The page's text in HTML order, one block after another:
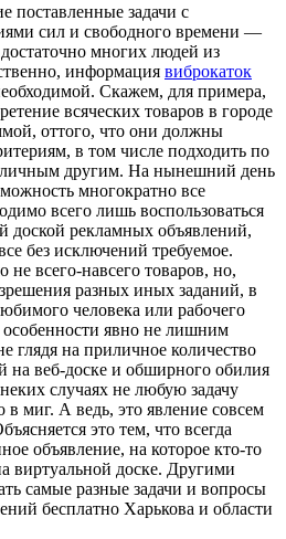
поставленные задачи с
сил и свободного времени —
многих людей из
информация виброкаток
Скажем, для примера,
всяческих товаров в городе
оттого, что они должны
в том числе подходить по
другим. На нынешний день
многократно все
всего лишь воспользоваться
доской рекламных объявлений,
без исключений требуемое.
не всего-навсего товаров, но,
разных иных заданий, в
человека или рабочего
явно не лишним
глядя на приличное количество
на веб-доске и обширного обилия
случаях не любую задачу
миг. А ведь, это явление совсем
это тем, что всегда
объявление, на которое кто-то
виртуальной доске. Другими
самые разные задачи и вопросы
бесплатно Харькова и области